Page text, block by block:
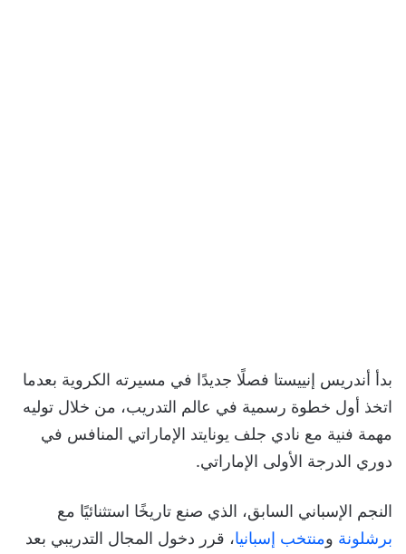
بدأ أندريس إنييستا فصلًا جديدًا في مسيرته الكروية بعدما
اتخذ أول خطوة رسمية في عالم التدريب، من خلال توليه
مهمة فنية مع نادي جلف يونايتد الإماراتي المنافس في
دوري الدرجة الأولى الإماراتي.
النجم الإسباني السابق، الذي صنع تاريخًا استثنائيًا مع
برشلونة ومنتخب إسبانيا، قرر دخول المجال التدريبي بعد